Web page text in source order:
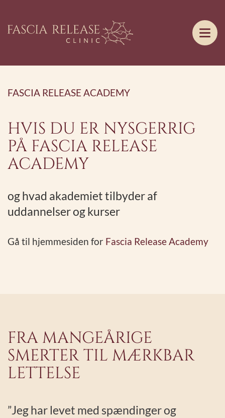
FASCIA RELEASE ACADEMY
HVIS DU ER NYSGERRIG
PÅ FASCIA RELEASE
ACADEMY
og hvad akademiet tilbyder af
uddannelser og kurser
Gå til hjemmesiden for Fascia Release Academy
FRA MANGEÅRIGE
SMERTER TIL MÆRKBAR
LETTELSE
”Jeg har levet med spændinger og